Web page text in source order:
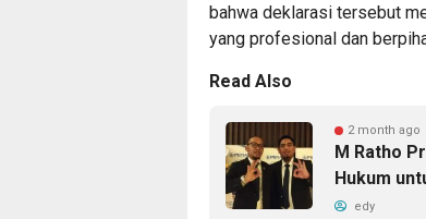
bahwa deklarasi tersebut
yang profesional dan
Read Also
2 month ago
M Ratho
Hukum
edy